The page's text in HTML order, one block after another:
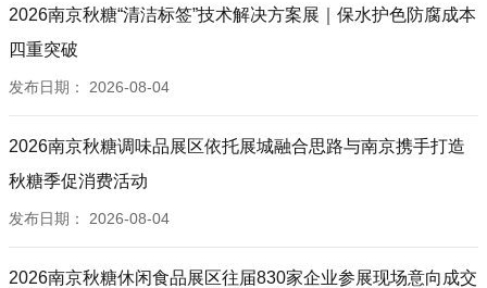
2026南京秋糖“清洁标签”技术解决方案展｜保水护色防腐成本
四重突破
发布日期： 2026-08-04
2026南京秋糖调味品展区依托展城融合思路与南京携手打造
秋糖季促消费活动
发布日期： 2026-08-04
2026南京秋糖休闲食品展区往届830家企业参展现场意向成交